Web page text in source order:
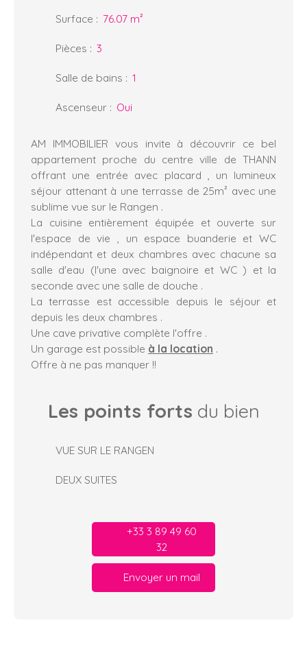
Surface : 76.07 m²
Pièces : 3
Salle de bains : 1
Ascenseur : Oui
AM IMMOBILIER vous invite à découvrir ce bel
appartement proche du centre ville de THANN
offrant une entrée avec placard , un lumineux
séjour attenant à une terrasse de 25m² avec une
sublime vue sur le Rangen .
La cuisine entièrement équipée et ouverte sur
l'espace de vie , un espace buanderie et WC
indépendant et deux chambres avec chacune sa
salle d'eau (l'une avec baignoire et WC ) et la
seconde avec une salle de douche .
La terrasse est accessible depuis le séjour et
depuis les deux chambres .
Une cave privative complète l'offre .
Un garage est possible à la location .
Offre à ne pas manquer !!
Les points forts du bien
VUE SUR LE RANGEN
DEUX SUITES
+33 3 89 49 60
32
Envoyer un mail